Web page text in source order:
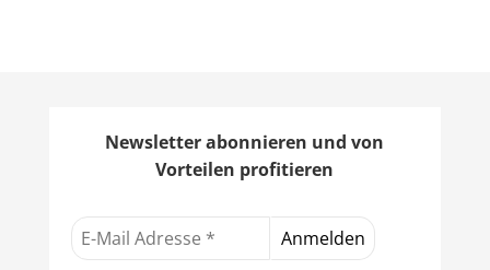
Newsletter abonnieren und von
Vorteilen profitieren